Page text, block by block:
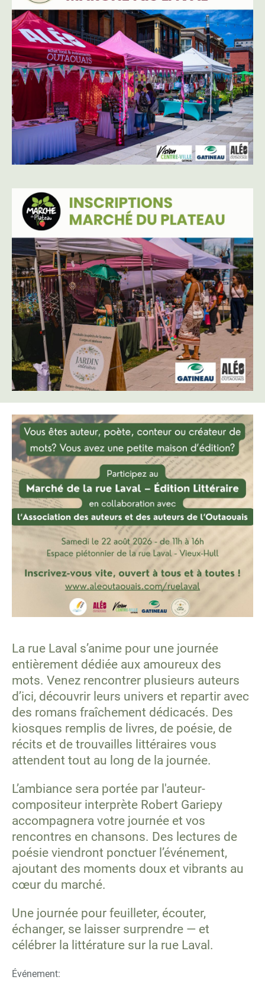
La rue Laval s’anime pour une journée
entièrement dédiée aux amoureux des
mots. Venez rencontrer plusieurs auteurs
d’ici, découvrir leurs univers et repartir avec
des romans fraîchement dédicacés. Des
kiosques remplis de livres, de poésie, de
récits et de trouvailles littéraires vous
attendent tout au long de la journée.
L’ambiance sera portée par l'auteur-
compositeur interprète Robert Gariepy
accompagnera votre journée et vos
rencontres en chansons. Des lectures de
poésie viendront ponctuer l’événement,
ajoutant des moments doux et vibrants au
cœur du marché.
Une journée pour feuilleter, écouter,
échanger, se laisser surprendre — et
célébrer la littérature sur la rue Laval.
Événement: